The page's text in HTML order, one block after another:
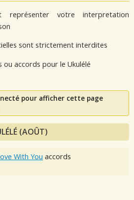
votre interpretation
sont strictement interdites
accords pour le Ukulélé
pour afficher cette page
(AOÛT)
With You accords